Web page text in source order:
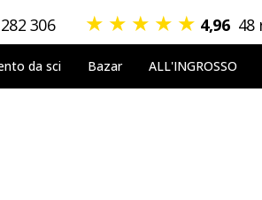
306 ★ ★ ★ ★ ★ 4,96 48
da sci Bazar ALL'INGROSSO